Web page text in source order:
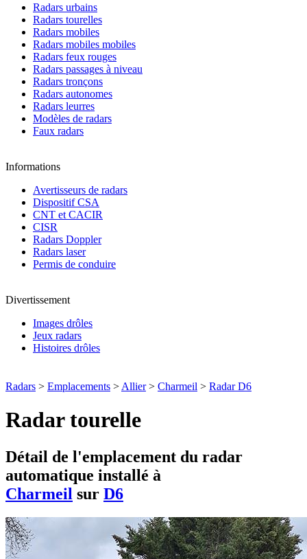
Radars urbains
Radars tourelles
Radars mobiles
Radars mobiles mobiles
Radars feux rouges
Radars passages à niveau
Radars tronçons
Radars autonomes
Radars leurres
Modèles de radars
Faux radars
Informations
Avertisseurs de radars
Dispositif CSA
CNT et CACIR
CISR
Radars Doppler
Radars laser
Permis de conduire
Divertissement
Images drôles
Jeux radars
Histoires drôles
Radars > Emplacements > Allier> Charmeil > Radar D6
Radar tourelle
Détail de l'emplacement du radar
automatique installé à
Charmeil sur D6